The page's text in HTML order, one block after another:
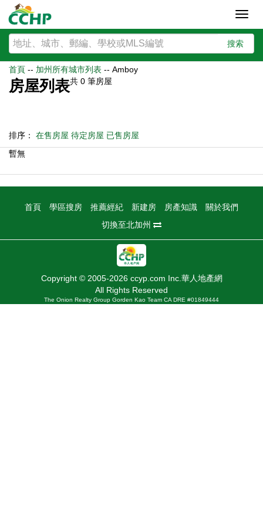
搜索
首頁 -- 加州所有城市列表 -- Amboy
房屋列表共 0 筆房屋
排序： 在售房屋 待定房屋 已售房屋
暫無
首頁 學區搜房 推薦經紀 新建房 房產知識
關於我們
切換至北加州
Copyright © 2005-2026 ccyp.com Inc.華人地產網
All Rights Reserved
The Onion Realty Group Gorden Kao Team CA DRE #01849444